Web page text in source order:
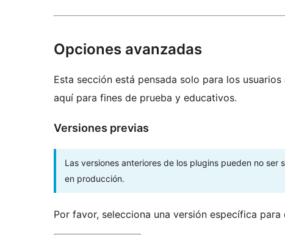
Opciones avanzadas
Esta sección está pensada solo para los
aquí para fines de prueba y educativos.
Versiones previas
Las versiones anteriores de los plugins pueden no
en producción.
Por favor, selecciona una versión específica para